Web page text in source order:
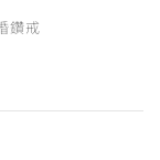
鑽戒